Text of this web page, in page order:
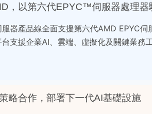
，以第六代EPYC™伺服器處理器
器產品線全面支援第六代AMD EPYC
支援企業AI、雲端、虛擬化及關鍵業務
略合作，部署下一代AI基礎設施